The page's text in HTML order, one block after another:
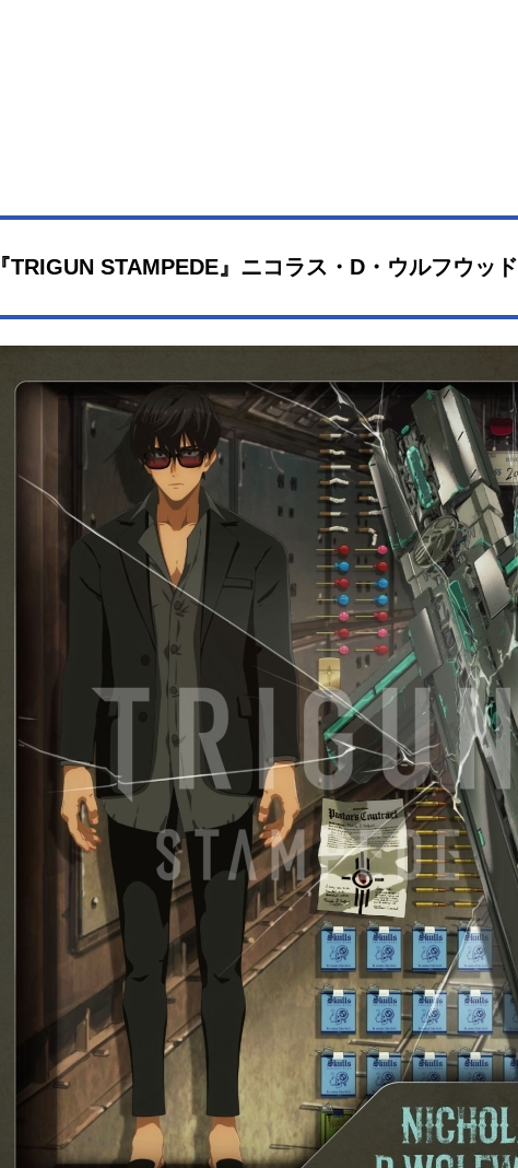
『TRIGUN STAMPEDE』ニコラス・D・ウルフウッド
高橋美紀のおんぷの気持ち
♪ in アニメイトタイムズ